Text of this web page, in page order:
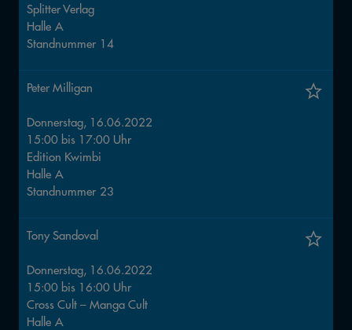
Splitter Verlag
Halle A
Standnummer 14
Peter Milligan
Donnerstag, 16.06.2022
15:00 bis 17:00 Uhr
Edition Kwimbi
Halle A
Standnummer 23
Tony Sandoval
Donnerstag, 16.06.2022
15:00 bis 16:00 Uhr
Cross Cult – Manga Cult
Halle A